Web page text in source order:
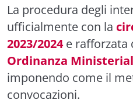
La procedura degli
ufficialmente con la
2023/2024e rafforzata
Ordinanza
imponendo come il
convocazioni.